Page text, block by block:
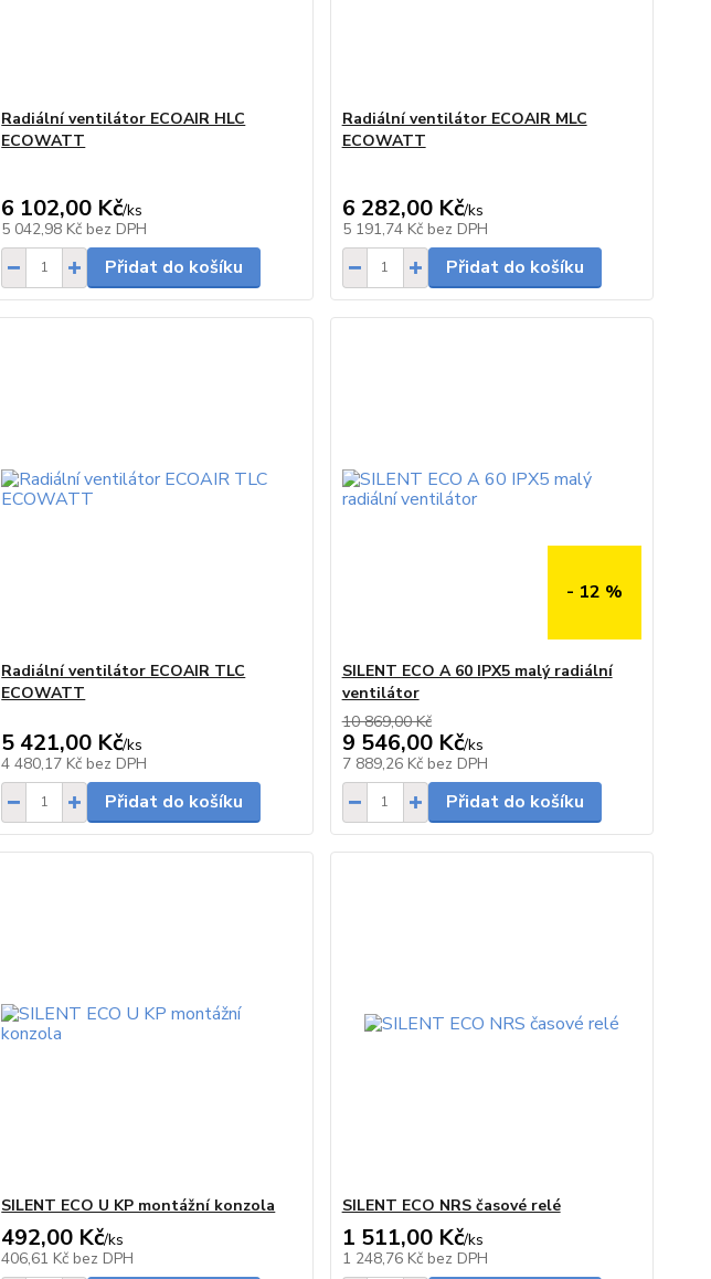
Radiální ventilátor ECOAIR HLC
ECOWATT
6 102,00 Kč/ks
5 042,98 Kč bez DPH
Přidat do košíku
Radiální ventilátor ECOAIR MLC
ECOWATT
6 282,00 Kč/ks
5 191,74 Kč bez DPH
Přidat do košíku
Radiální ventilátor ECOAIR TLC
ECOWATT
5 421,00 Kč/ks
4 480,17 Kč bez DPH
Přidat do košíku
- 12 %
SILENT ECO A 60 IPX5 malý radiální
ventilátor
10 869,00 Kč
9 546,00 Kč/ks
7 889,26 Kč bez DPH
Přidat do košíku
SILENT ECO U KP montážní konzola
492,00 Kč/ks
406,61 Kč bez DPH
SILENT ECO NRS časové relé
1 511,00 Kč/ks
1 248,76 Kč bez DPH